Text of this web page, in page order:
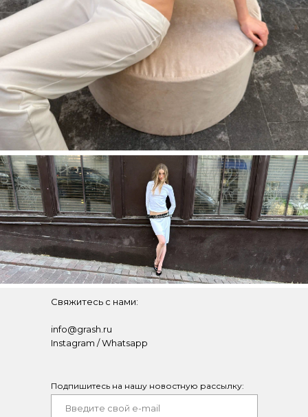
Подпишитесь на нашу новостную рассылку:
Свяжитесь с нами:
info@grash.ru
Instagram /Whatsapp